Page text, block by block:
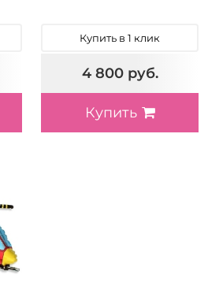
Купить в 1 клик
4 800 руб.
Купить